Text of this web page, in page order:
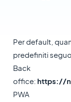
Per default,
predefiniti
Back
office: https://
PWA